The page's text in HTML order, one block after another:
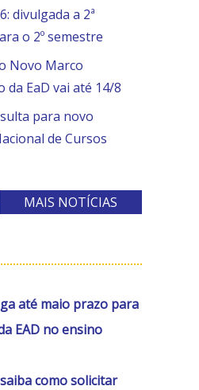
divulgada a 2ª
o 2º semestre
Novo Marco
da EaD vai até 14/8
para novo
de Cursos
MAIS NOTÍCIAS
até maio prazo para
EAD no ensino
como solicitar